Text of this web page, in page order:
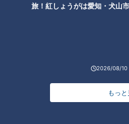
旅！紅しょうがは愛知・犬山
2026/08/10
もっ
【道マニア】千葉・未開通道路
【
は